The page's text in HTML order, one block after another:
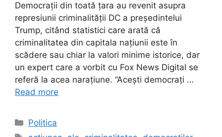
Democrații din toată țara au revenit asupra
represiunii criminalității DC a președintelui
Trump, citând statistici care arată că
criminalitatea din capitala națiunii este în
scădere sau chiar la valori minime istorice, dar
un expert care a vorbit cu Fox News Digital se
referă la acea narațiune. “Acești democrați …
Read more
Categories
Politica